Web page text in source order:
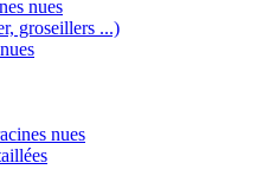
nues
groseillers ...)
nues